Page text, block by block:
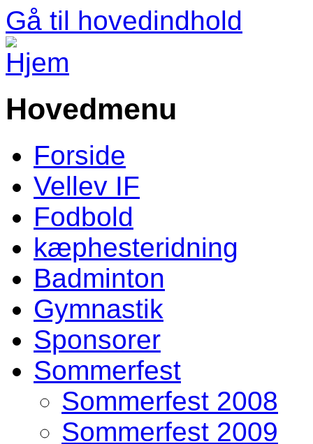
Gå til hovedindhold
Hovedmenu
Forside
Vellev IF
Fodbold
kæphesteridning
Badminton
Gymnastik
Sponsorer
Sommerfest
Sommerfest 2008
Sommerfest 2009